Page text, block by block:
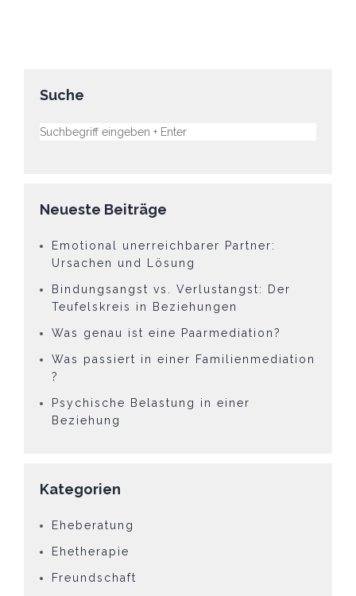
Suche
Neueste Beiträge
Emotional unerreichbarer Partner:
Ursachen und Lösung
Bindungsangst vs. Verlustangst: Der
Teufelskreis in Beziehungen
Was genau ist eine Paarmediation?
Was passiert in einer Familienmediation
?
Psychische Belastung in einer
Beziehung
Kategorien
Eheberatung
Ehetherapie
Freundschaft